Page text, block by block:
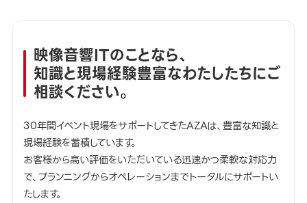
映像音響ITのことなら、
知識と現場経験豊富なわたしたちにご
相談ください。
30年間イベント現場をサポートしてきたAZAは、豊富な知識と
現場経験を蓄積しています。
お客様から高い評価をいただいている迅速かつ柔軟な対応力
で、プランニングからオペレーションまでトータルにサポートい
たします。